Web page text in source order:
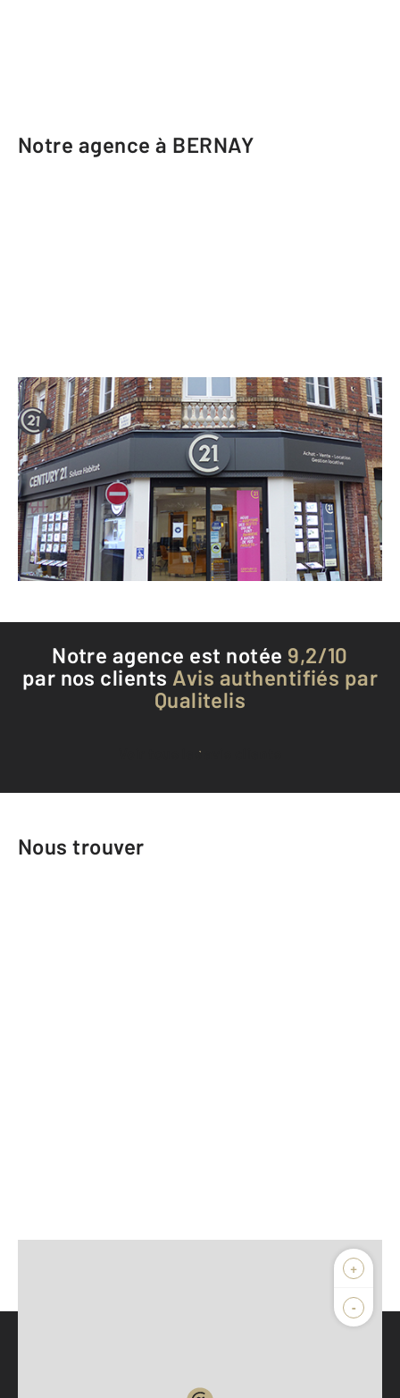
Notre agence à BERNAY
CENTURY 21 Soluce Habitat
11 rue Robert Lindet
BERNAY - 27300
Envoyer un message
Téléphoner à l'agence
Notre agence est notée 9,2/10
par nos clients Avis authentifiés par
Qualitelis
Voir tous les avis clients
Nous trouver
+
-